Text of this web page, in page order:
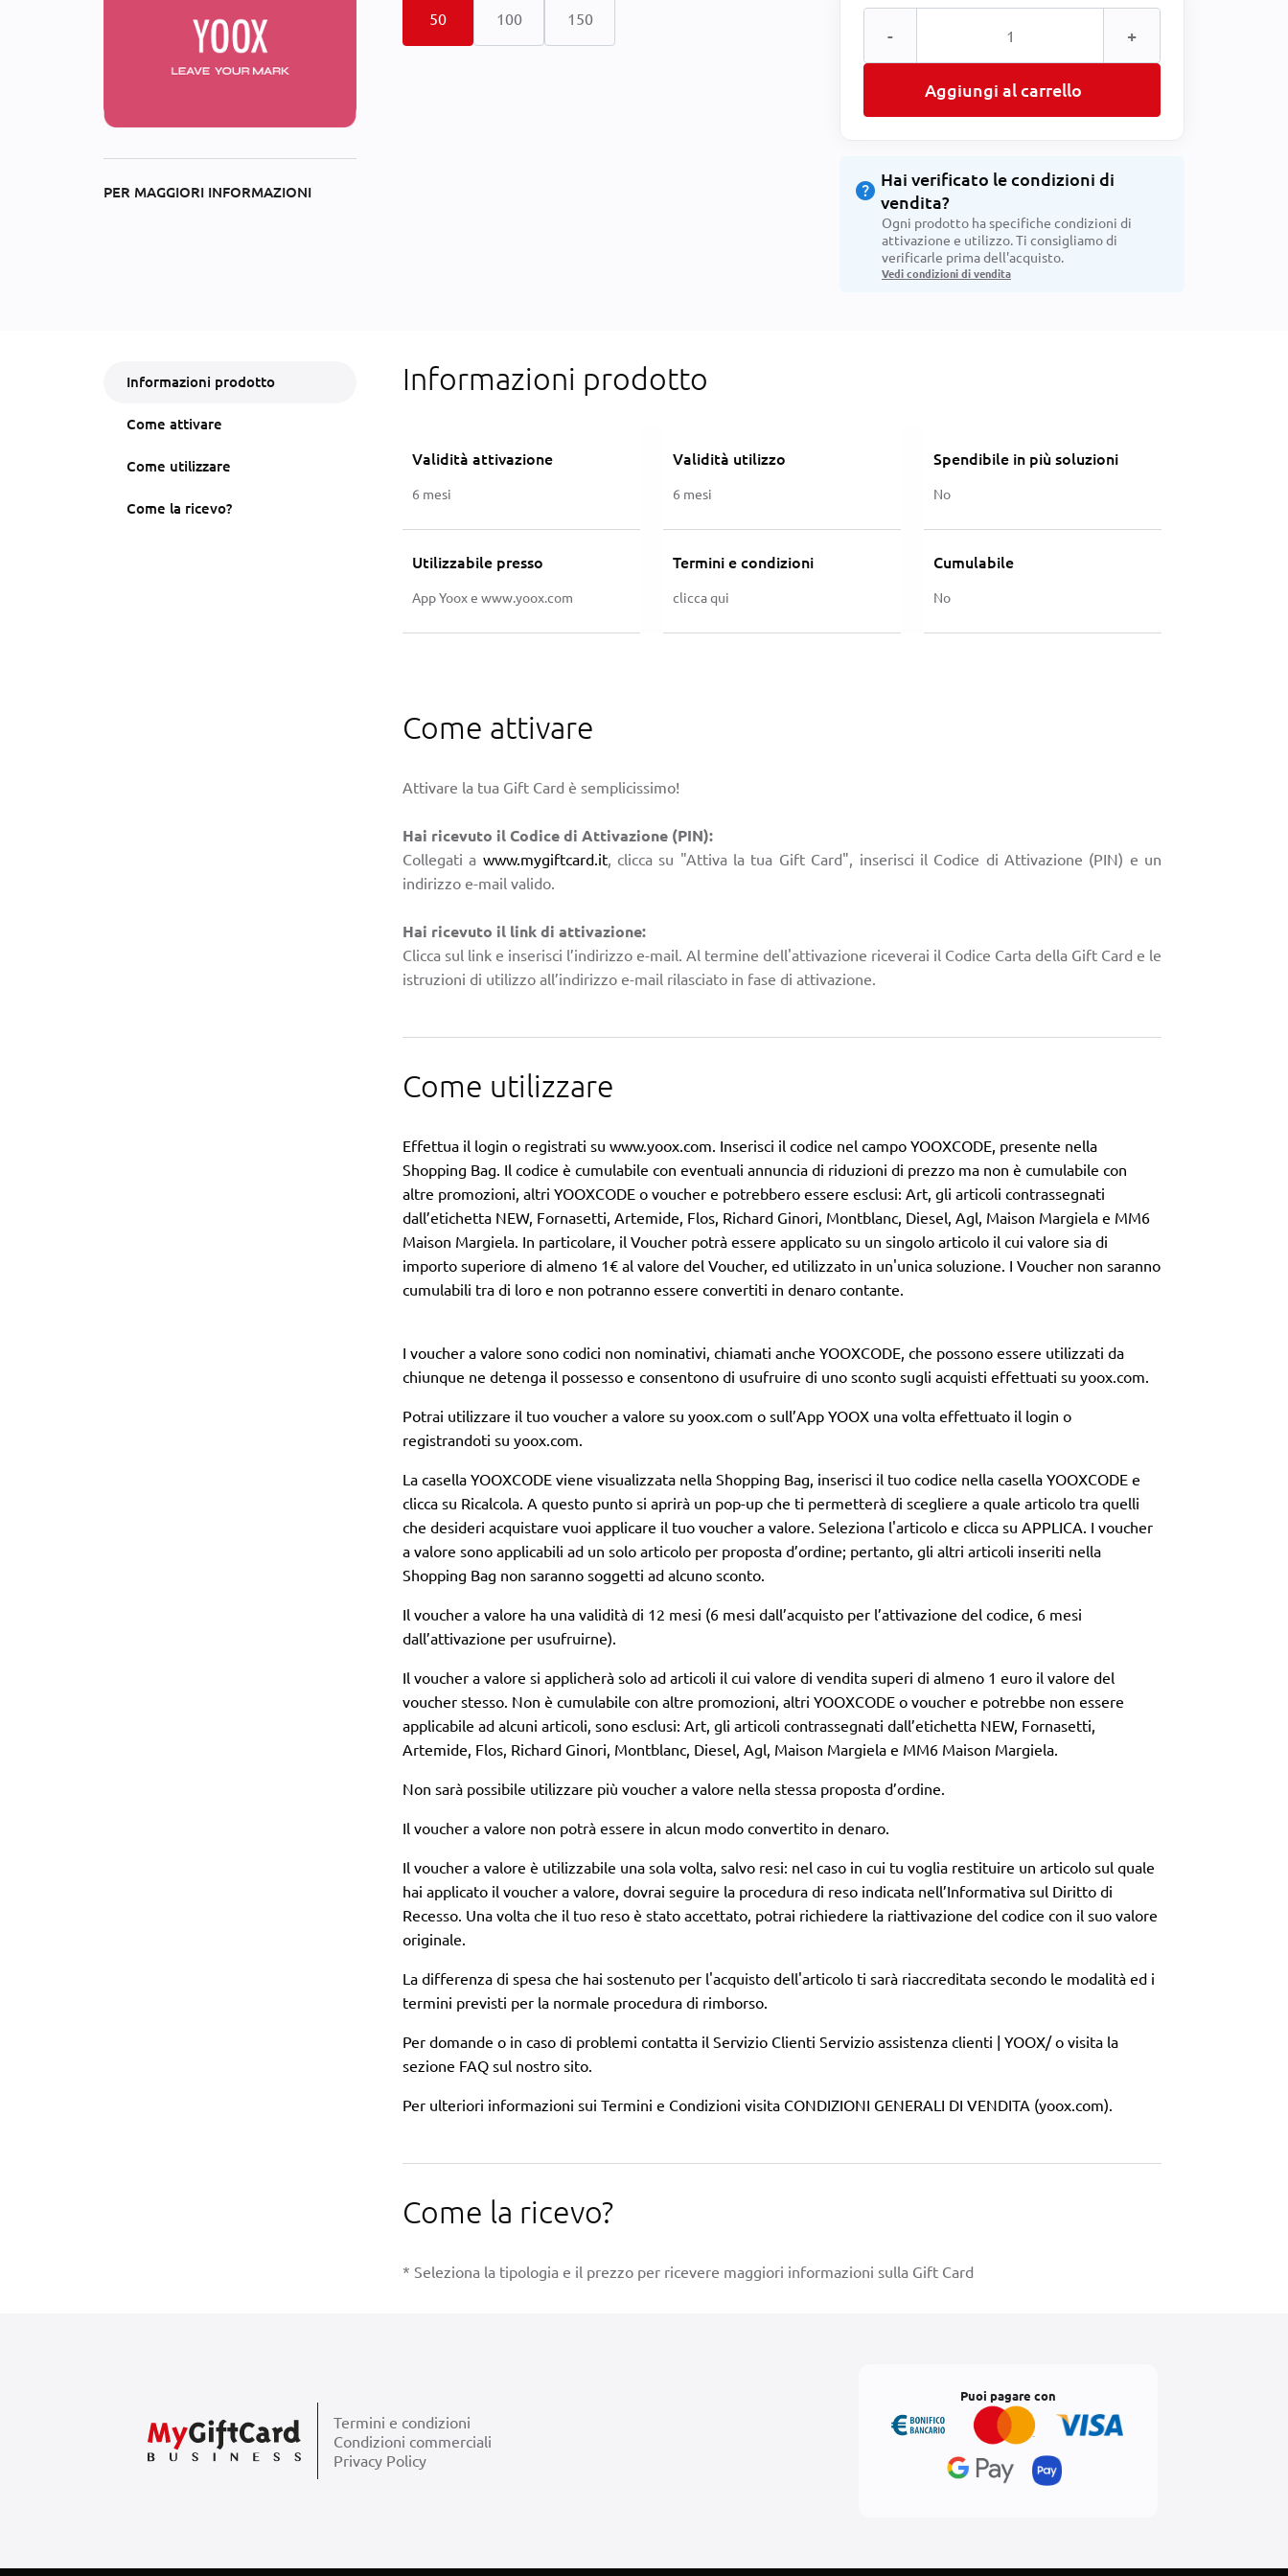
PER MAGGIORI INFORMAZIONI
50 100 150
- +
Aggiungi al carrello
help Hai verificato le condizioni di
vendita?
Ogni prodotto ha specifiche condizioni di
attivazione e utilizzo. Ti consigliamo di
verificarle prima dell'acquisto.
Vedi condizioni di vendita
Informazioni prodotto
Come attivare
Come utilizzare
Come la ricevo?
Informazioni prodotto
Validità attivazione
6 mesi
Validità utilizzo
6 mesi
Spendibile in più soluzioni
No
Utilizzabile presso
App Yoox e www.yoox.com
Termini e condizioni
clicca qui
Cumulabile
No
Come attivare
Attivare la tua Gift Card è semplicissimo!
Hai ricevuto il Codice di Attivazione (PIN):
Collegati a www.mygiftcard.it, clicca su "Attiva la tua Gift Card", inserisci il Codice di Attivazione (PIN) e un
indirizzo e-mail valido.
Hai ricevuto il link di attivazione:
Clicca sul link e inserisci l’indirizzo e-mail. Al termine dell'attivazione riceverai il Codice Carta della Gift Card e le
istruzioni di utilizzo all’indirizzo e-mail rilasciato in fase di attivazione.
Come utilizzare
Effettua il login o registrati su www.yoox.com . Inserisci il codice nel campo YOOXCODE, presente nella
Shopping Bag. Il codice è cumulabile con eventuali annuncia di riduzioni di prezzo ma non è cumulabile con
altre promozioni, altri YOOXCODE o voucher e potrebbero essere esclusi: Art, gli articoli contrassegnati
dall’etichetta NEW, Fornasetti, Artemide, Flos, Richard Ginori, Montblanc, Diesel, Agl, Maison Margiela e MM6
Maison Margiela. In particolare, il Voucher potrà essere applicato su un singolo articolo il cui valore sia di
importo superiore di almeno 1€ al valore del Voucher, ed utilizzato in un'unica soluzione. I Voucher non saranno
cumulabili tra di loro e non potranno essere convertiti in denaro contante.
I voucher a valore sono codici non nominativi, chiamati anche YOOXCODE, che possono essere utilizzati da
chiunque ne detenga il possesso e consentono di usufruire di uno sconto sugli acquisti effettuati su yoox.com.
Potrai utilizzare il tuo voucher a valore su yoox.com o sull’App YOOX una volta effettuato il login o
registrandoti su yoox.com.
La casella YOOXCODE viene visualizzata nella Shopping Bag, inserisci il tuo codice nella casella YOOXCODE e
clicca su Ricalcola. A questo punto si aprirà un pop-up che ti permetterà di scegliere a quale articolo tra quelli
che desideri acquistare vuoi applicare il tuo voucher a valore. Seleziona l'articolo e clicca su APPLICA. I voucher
a valore sono applicabili ad un solo articolo per proposta d’ordine; pertanto, gli altri articoli inseriti nella
Shopping Bag non saranno soggetti ad alcuno sconto.
Il voucher a valore ha una validità di 12 mesi (6 mesi dall’acquisto per l’attivazione del codice, 6 mesi
dall’attivazione per usufruirne).
Il voucher a valore si applicherà solo ad articoli il cui valore di vendita superi di almeno 1 euro il valore del
voucher stesso. Non è cumulabile con altre promozioni, altri YOOXCODE o voucher e potrebbe non essere
applicabile ad alcuni articoli, sono esclusi: Art, gli articoli contrassegnati dall’etichetta NEW, Fornasetti,
Artemide, Flos, Richard Ginori, Montblanc, Diesel, Agl, Maison Margiela e MM6 Maison Margiela.
Non sarà possibile utilizzare più voucher a valore nella stessa proposta d’ordine.
Il voucher a valore non potrà essere in alcun modo convertito in denaro.
Il voucher a valore è utilizzabile una sola volta, salvo resi: nel caso in cui tu voglia restituire un articolo sul quale
hai applicato il voucher a valore, dovrai seguire la procedura di reso indicata nell’Informativa sul Diritto di
Recesso. Una volta che il tuo reso è stato accettato, potrai richiedere la riattivazione del codice con il suo valore
originale.
La differenza di spesa che hai sostenuto per l'acquisto dell'articolo ti sarà riaccreditata secondo le modalità ed i
termini previsti per la normale procedura di rimborso.
Per domande o in caso di problemi contatta il Servizio Clienti Servizio assistenza clienti | YOOX/ o visita la
sezione FAQ sul nostro sito.
Per ulteriori informazioni sui Termini e Condizioni visita CONDIZIONI GENERALI DI VENDITA (yoox.com).
Come la ricevo?
* Seleziona la tipologia e il prezzo per ricevere maggiori informazioni sulla Gift Card
Termini e condizioni
Condizioni commerciali
Privacy Policy
Puoi pagare con